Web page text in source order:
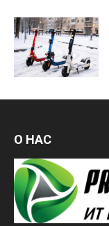
О НАС